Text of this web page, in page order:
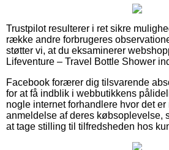
Trustpilot resulterer i ret sikre
række andre forbrugeres
støtter vi, at du eksaminerer
Lifeventure – Travel Bottle Shower
Facebook forærer dig tilsvarende
for at få indblik i webbutikkens
nogle internet forhandlere hvor det
anmeldelse af deres købsoplevelse,
at tage stilling til tilfredsheden hos